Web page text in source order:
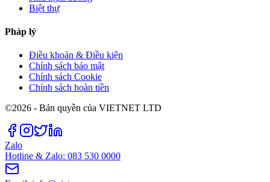
Biệt thự
Pháp lý
Điều khoản & Điều kiện
Chính sách bảo mật
Chính sách Cookie
Chính sách hoàn tiền
©2026 - Bản quyền của VIETNET LTD
Zalo
Hotline & Zalo: 083 530 0000